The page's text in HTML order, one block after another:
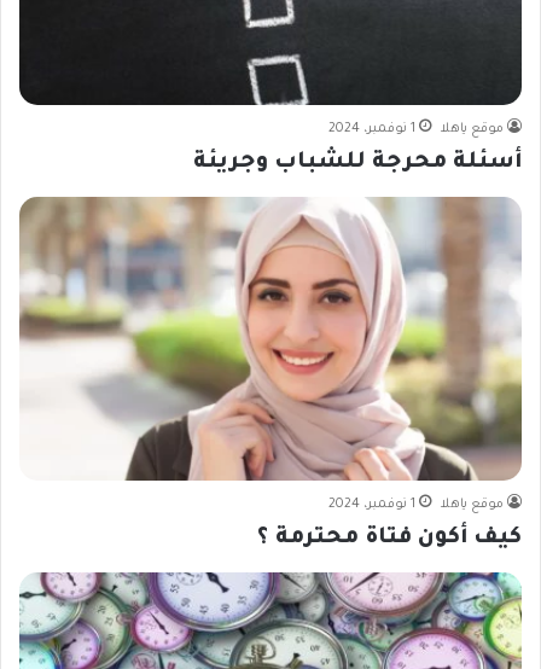
موقع ياهلا 1 نوفمبر، 2024
أسئلة محرجة للشباب وجريئة
موقع ياهلا 1 نوفمبر، 2024
كيف أكون فتاة محترمة ؟